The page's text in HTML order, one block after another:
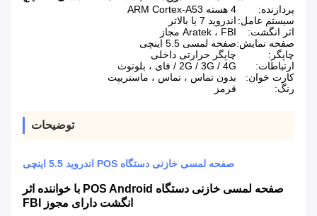
پردازنده:
4 هسته ARM Cortex-A53
سیستم عامل: اندروید 7 یا بالاتر
اثر انگشت:
Aratek ، FBI مجاز
صفحه نمایش:صفحه لمسی 5.5 اینچی
چاپگر:
چاپگر حرارتی داخلی
ارتباطات:
2G / 3G / 4G / فای ، بلوتوث
کارت خوان:
بدون تماس ، تماس ، ماستریپت
رنگ:
قرمز
توضیحات
صفحه لمسی خازنی دستگاه POS اندروید 5.5 اینچی
صفحه لمسی خازنی دستگاه POS Android با خواننده اثر
انگشت دارای مجوز FBI